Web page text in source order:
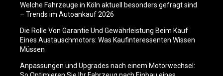
Welche Fahrzeuge in Köln aktuell besonders gefragt sind
– Trends im Autoankauf 2026
Die Rolle Von Garantie Und Gewährleistung Beim Kauf
Eines Austauschmotors: Was Kaufinteressenten Wissen
Müssen
Anpassungen und Upgrades nach einem Motorwechsel: